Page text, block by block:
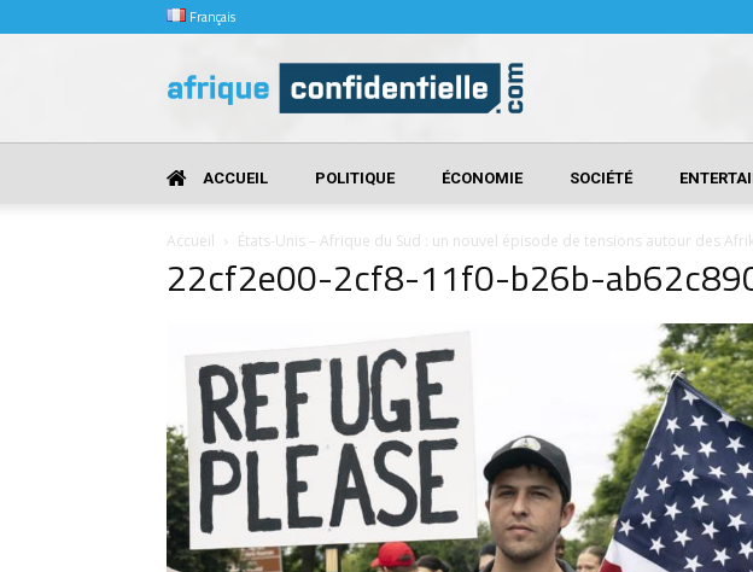
Français
Confidentielle
ACCUEIL POLITIQUE ÉCONOMIE SOCIÉTÉ
Accueil États-Unis – Afrique du Sud : un nouvel épisode de tensions autour des
22cf2e00-2cf8-11f0-b26b-